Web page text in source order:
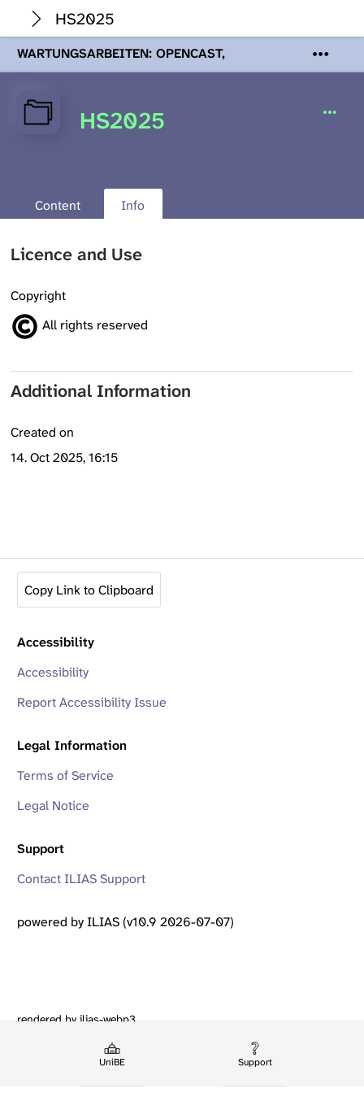
HS2025
WARTUNGSARBEITEN: OPENCAST,
PODCASTS & TOBIRA
Mi 19. August
Wartungsarbeiten an den Opencast-
Servern werden Ihnen Podcasts,
UniBE Support
HS2025
Content Info
Licence and Use
Copyright
All rights reserved
Additional Information
Created on
14. Oct 2025, 16:15
Copy Link to Clipboard
Accessibility
Accessibility
Report Accessibility Issue
Legal Information
Terms of Service
Legal Notice
Support
Contact ILIAS Support
powered by ILIAS (v10.9 2026-07-07)
rendered by ilias-webp3